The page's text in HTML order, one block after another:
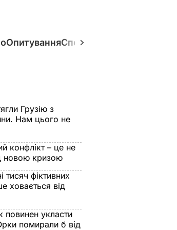
ОпитуванняСпецпроєкти
Грузію з
Нам цього не
конфлікт – це не
новою кризою
тисяч фіктивних
ховається від
повинен укласти
помирали б від